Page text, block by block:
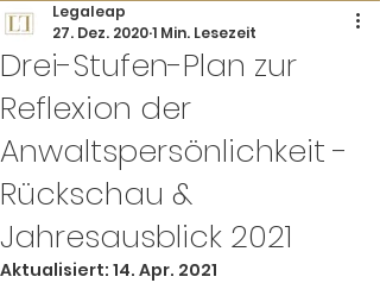
Drei-Stufen-Plan zur
Reflexion der
Anwaltspersönlichkeit -
Rückschau &
Jahresausblick 2021
Legaleap
27. Dez. 20201 Min. Lesezeit
Aktualisiert: 14. Apr. 2021